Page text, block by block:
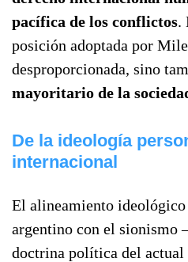
pacífica de los conflictos.
posición adoptada por
desproporcionada, sino
mayoritario de la
De la ideología
internacional
El alineamiento
argentino con el sionismo
doctrina política del